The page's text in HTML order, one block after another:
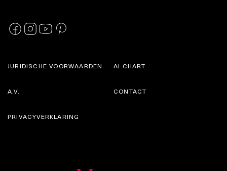
JURIDISCHE VOORWAARDEN
A.V.
AI CHART
CONTACT
PRIVACYVERKLARING